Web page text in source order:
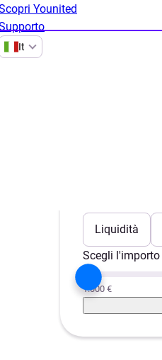
Younited
It
Liquidità
Scegli l'importo
1.000 €